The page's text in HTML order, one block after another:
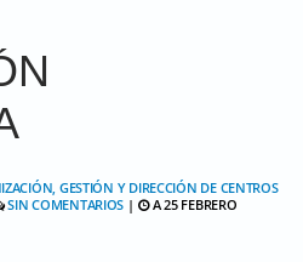
GESTIÓN Y DIRECCIÓN DE CENTROS
SIN COMENTARIOS | A 25 FEBRERO